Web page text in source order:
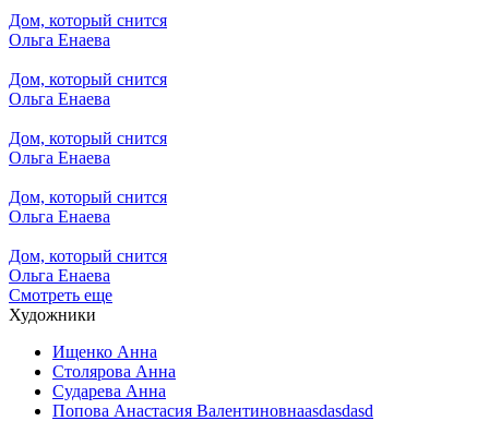
Дом, который снится
Ольга Енаева
Дом, который снится
Ольга Енаева
Дом, который снится
Ольга Енаева
Дом, который снится
Ольга Енаева
Дом, который снится
Ольга Енаева
Смотреть еще
Художники
Ищенко Анна
Столярова Анна
Сударева Анна
Попова Анастасия Валентиновнаasdasdasd